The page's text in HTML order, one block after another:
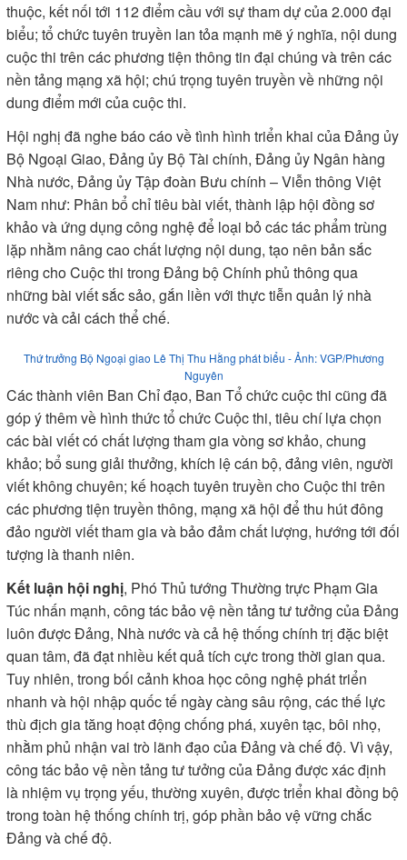
thuộc, kết nối tới 112 điểm cầu với sự tham dự của 2.000 đại
biểu; tổ chức tuyên truyền lan tỏa mạnh mẽ ý nghĩa, nội dung
cuộc thi trên các phương tiện thông tin đại chúng và trên các
nền tảng mạng xã hội; chú trọng tuyên truyền về những nội
dung điểm mới của cuộc thi.
Hội nghị đã nghe báo cáo về tình hình triển khai của Đảng ủy
Bộ Ngoại Giao, Đảng ủy Bộ Tài chính, Đảng ủy Ngân hàng
Nhà nước, Đảng ủy Tập đoàn Bưu chính – Viễn thông Việt
Nam như: Phân bổ chỉ tiêu bài viết, thành lập hội đồng sơ
khảo và ứng dụng công nghệ để loại bỏ các tác phẩm trùng
lặp nhằm nâng cao chất lượng nội dung, tạo nên bản sắc
riêng cho Cuộc thi trong Đảng bộ Chính phủ thông qua
những bài viết sắc sảo, gắn liền với thực tiễn quản lý nhà
nước và cải cách thể chế.
Thứ trưởng Bộ Ngoại giao Lê Thị Thu Hằng phát biểu - Ảnh: VGP/Phương
Nguyên
Các thành viên Ban Chỉ đạo, Ban Tổ chức cuộc thi cũng đã
góp ý thêm về hình thức tổ chức Cuộc thi, tiêu chí lựa chọn
các bài viết có chất lượng tham gia vòng sơ khảo, chung
khảo; bổ sung giải thưởng, khích lệ cán bộ, đảng viên, người
viết không chuyên; kế hoạch tuyên truyền cho Cuộc thi trên
các phương tiện truyền thông, mạng xã hội để thu hút đông
đảo người viết tham gia và bảo đảm chất lượng, hướng tới đối
tượng là thanh niên.
Kết luận hội nghị, Phó Thủ tướng Thường trực Phạm Gia
Túc nhấn mạnh, công tác bảo vệ nền tảng tư tưởng của Đảng
luôn được Đảng, Nhà nước và cả hệ thống chính trị đặc biệt
quan tâm, đã đạt nhiều kết quả tích cực trong thời gian qua.
Tuy nhiên, trong bối cảnh khoa học công nghệ phát triển
nhanh và hội nhập quốc tế ngày càng sâu rộng, các thế lực
thù địch gia tăng hoạt động chống phá, xuyên tạc, bôi nhọ,
nhằm phủ nhận vai trò lãnh đạo của Đảng và chế độ. Vì vậy,
công tác bảo vệ nền tảng tư tưởng của Đảng được xác định
là nhiệm vụ trọng yếu, thường xuyên, được triển khai đồng bộ
trong toàn hệ thống chính trị, góp phần bảo vệ vững chắc
Đảng và chế độ.